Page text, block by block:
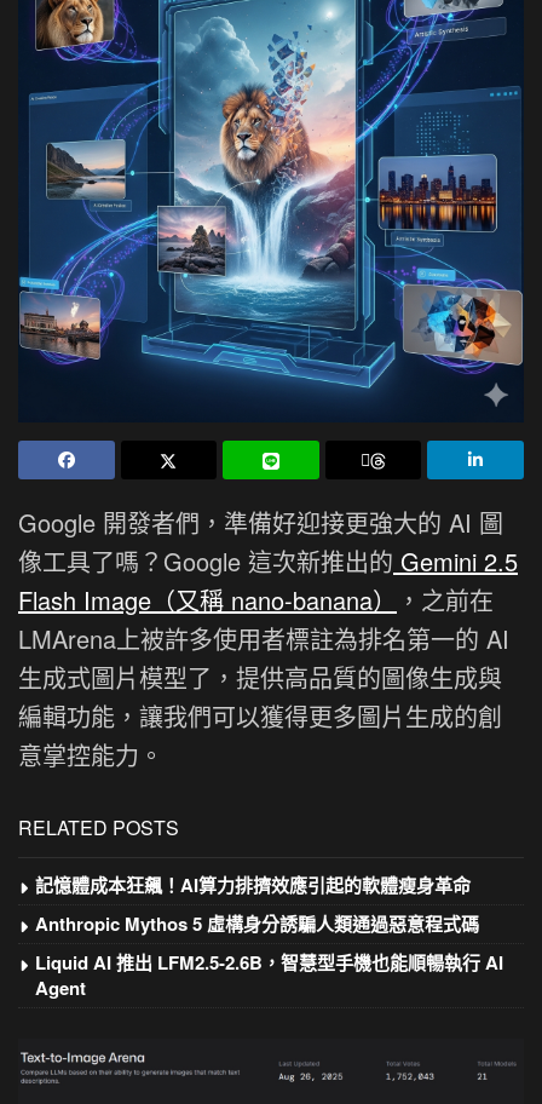
Google 開發者們，準備好迎接更強大的 AI 圖
像工具了嗎？Google 這次新推出的 Gemini 2.5
Flash Image（又稱 nano-banana）
，之前在
LMArena上被許多使用者標註為排名第一的 AI
生成式圖片模型了，提供高品質的圖像生成與
編輯功能，讓我們可以獲得更多圖片生成的創
意掌控能力。
RELATED POSTS
記憶體成本狂飆！AI算力排擠效應引起的軟體瘦身革命
Anthropic Mythos 5 虛構身分誘騙人類通過惡意程式碼
Liquid AI 推出 LFM2.5-2.6B，智慧型手機也能順暢執行 AI
Agent